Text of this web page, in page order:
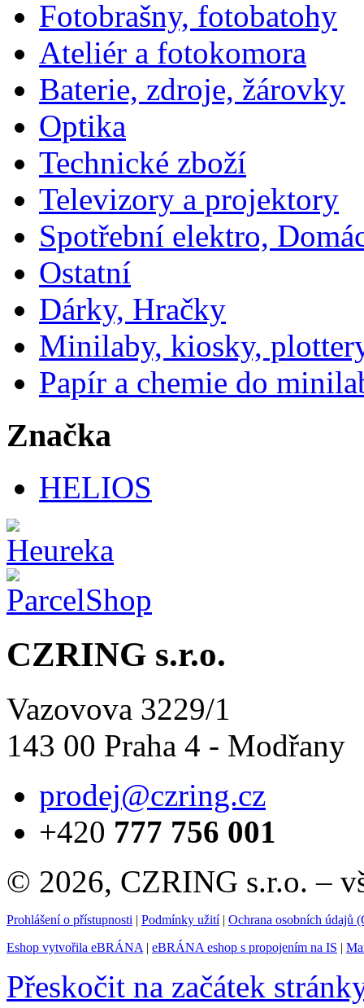
Fotobrašny, fotobatohy
Ateliér a fotokomora
Baterie, zdroje, žárovky
Optika
Technické zboží
Televizory a projektory
Spotřební elektro,
Ostatní
Dárky, Hračky
Minilaby, kiosky,
Papír a chemie do
Značka
HELIOS
CZRING s.r.o.
Vazovova 3229/1
143 00 Praha 4 - Modřany
prodej@czring.cz
+420 777 756 001
© 2026, CZRING s.r.o. –
Prohlášení o přístupnosti | Podmínky užití| Ochrana osobních údajů
Eshop vytvořila eBRÁNA | eBRÁNA eshop s propojením na IS |
Přeskočit na začátek